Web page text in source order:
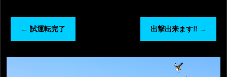
← 試運転完了 出撃出来ます‼️ →